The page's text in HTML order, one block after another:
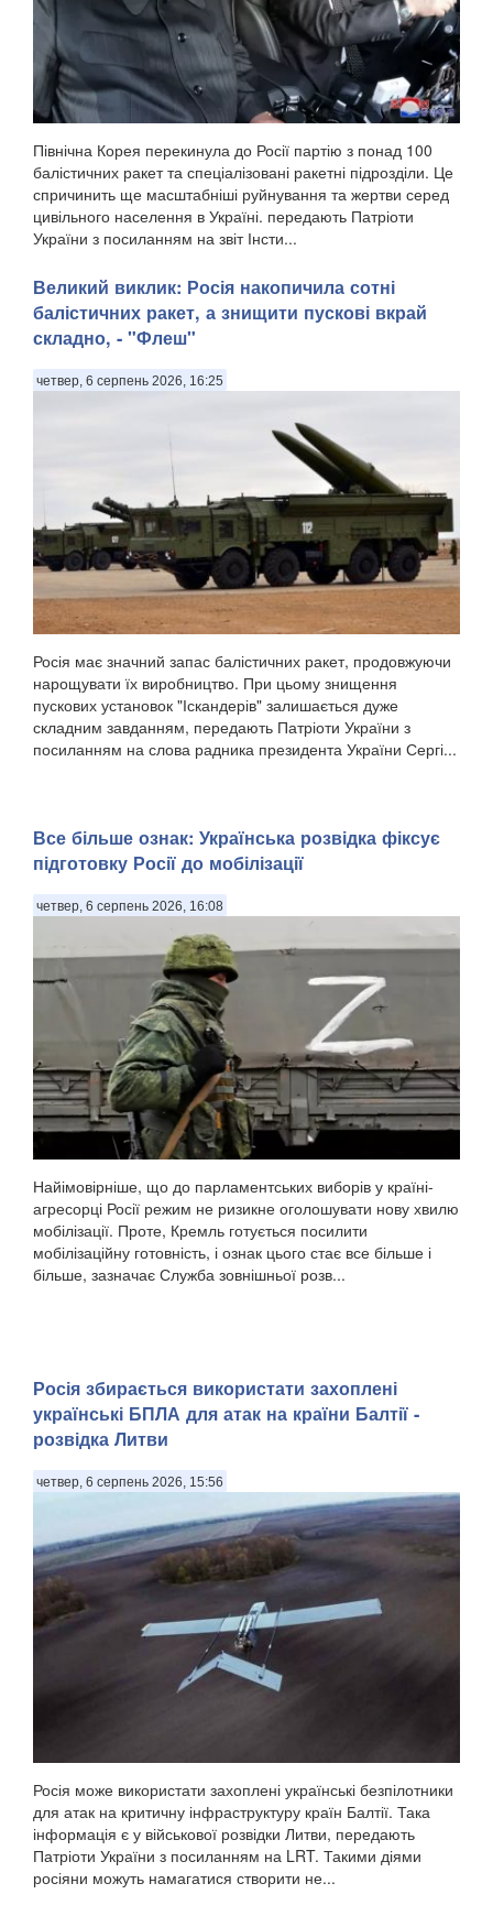
Північна Корея перекинула до Росії партію з понад 100
балістичних ракет та спеціалізовані ракетні підрозділи. Це
спричинить ще масштабніші руйнування та жертви серед
цивільного населення в Україні. передають Патріоти
України з посиланням на звіт Інсти...
Великий виклик: Росія накопичила сотні
балістичних ракет, а знищити пускові вкрай
складно, - "Флеш"
четвер, 6 серпень 2026, 16:25
Росія має значний запас балістичних ракет, продовжуючи
нарощувати їх виробництво. При цьому знищення
пускових установок "Іскандерів" залишається дуже
складним завданням, передають Патріоти України з
посиланням на слова радника президента України Сергі...
Все більше ознак: Українська розвідка фіксує
підготовку Росії до мобілізації
четвер, 6 серпень 2026, 16:08
Найімовірніше, що до парламентських виборів у країні-
агресорці Росії режим не ризикне оголошувати нову хвилю
мобілізації. Проте, Кремль готується посилити
мобілізаційну готовність, і ознак цього стає все більше і
більше, зазначає Служба зовнішньої розв...
Росія збирається використати захоплені
українські БПЛА для атак на країни Балтії -
розвідка Литви
четвер, 6 серпень 2026, 15:56
Росія може використати захоплені українські безпілотники
для атак на критичну інфраструктуру країн Балтії. Така
інформація є у військової розвідки Литви, передають
Патріоти України з посиланням на LRT. Такими діями
росіяни можуть намагатися створити не...